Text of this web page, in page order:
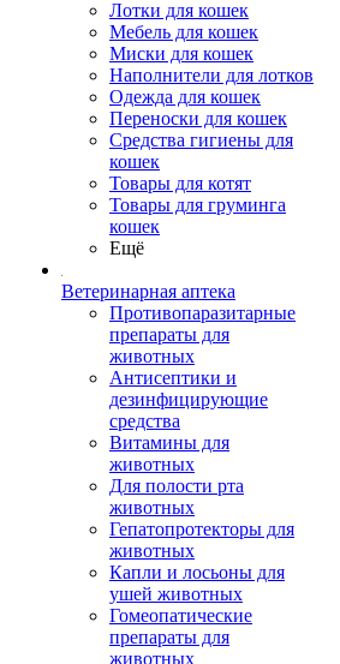
Лотки для кошек
Мебель для кошек
Миски для кошек
Наполнители для лотков
Одежда для кошек
Переноски для кошек
Средства гигиены для
кошек
Товары для котят
Товары для груминга
кошек
Ещё
Ветеринарная аптека
Противопаразитарные
препараты для
животных
Антисептики и
дезинфицирующие
средства
Витамины для
животных
Для полости рта
животных
Гепатопротекторы для
животных
Капли и лосьоны для
ушей животных
Гомеопатические
препараты для
животных